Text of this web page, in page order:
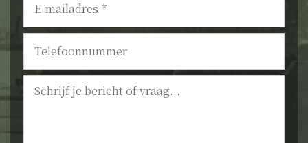
mailadres *